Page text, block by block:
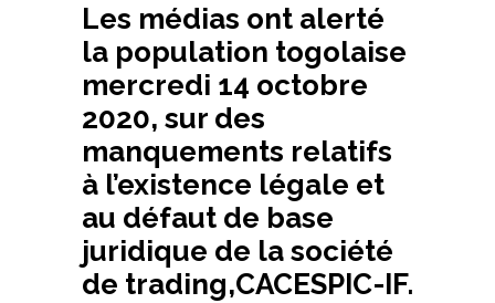
Les médias ont alerté
la population togolaise
mercredi 14 octobre
2020, sur des
manquements relatifs
à l’existence légale et
au défaut de base
juridique de la société
de trading,CACESPIC-IF.